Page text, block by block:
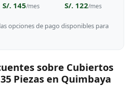
S/. 145/mes S/. 122/mes
opciones de pago disponibles para
sobre Cubiertos
Piezas en Quimbaya